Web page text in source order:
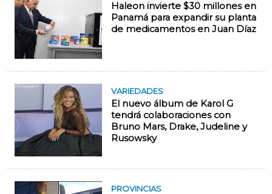
Haleon invierte $30 millones en
Panamá para expandir su planta
de medicamentos en Juan Díaz
VARIEDADES
El nuevo álbum de Karol G
tendrá colaboraciones con
Bruno Mars, Drake, Judeline y
Rusowsky
PROVINCIAS